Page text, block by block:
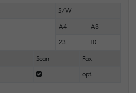
S/W
A4 A3
23 10
Scan Fax
opt.